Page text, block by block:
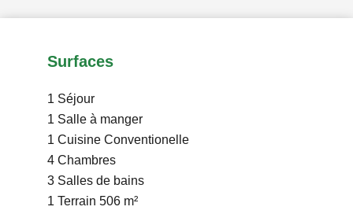
Surfaces
1 Séjour
1 Salle à manger
1 Cuisine Conventionelle
4 Chambres
3 Salles de bains
1 Terrain 506 m²